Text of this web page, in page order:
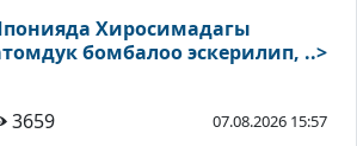
Хиросимадагы
атомдук бомбалоо эскерилип, ..>
3659 07.08.2026 15:57